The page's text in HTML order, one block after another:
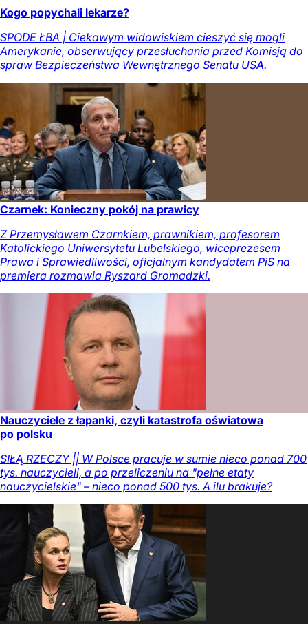
Kogo popychali lekarze?
SPODE ŁBA | Ciekawym widowiskiem cieszyć się mogli
Amerykanie, obserwujący przesłuchania przed Komisją do
spraw Bezpieczeństwa Wewnętrznego Senatu USA.
Czarnek: Konieczny pokój na prawicy
Z Przemysławem Czarnkiem, prawnikiem, profesorem
Katolickiego Uniwersytetu Lubelskiego, wiceprezesem
Prawa i Sprawiedliwości, oficjalnym kandydatem PiS na
premiera rozmawia Ryszard Gromadzki.
Nauczyciele z łapanki, czyli katastrofa oświatowa
po polsku
SIŁĄ RZECZY || W Polsce pracuje w sumie nieco ponad 700
tys. nauczycieli, a po przeliczeniu na "pełne etaty
nauczycielskie" – nieco ponad 500 tys. A ilu brakuje?